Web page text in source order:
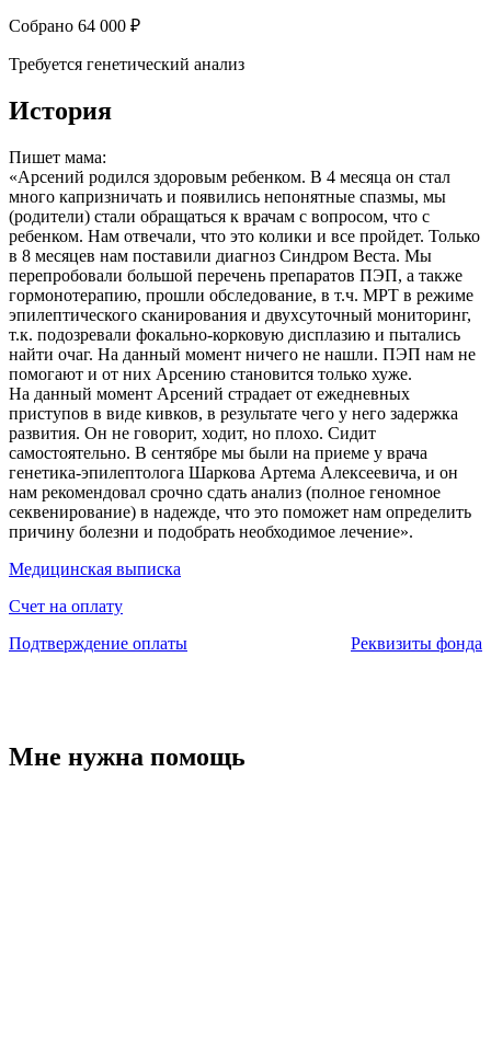
Собрано 64 000 ₽
Требуется генетический анализ
История
Пишет мама:
«Арсений родился здоровым ребенком. В 4 месяца он стал
много капризничать и появились непонятные спазмы, мы
(родители) стали обращаться к врачам с вопросом, что с
ребенком. Нам отвечали, что это колики и все пройдет. Только
в 8 месяцев нам поставили диагноз Синдром Веста. Мы
перепробовали большой перечень препаратов ПЭП, а также
гормонотерапию, прошли обследование, в т.ч. МРТ в режиме
эпилептического сканирования и двухсуточный мониторинг,
т.к. подозревали фокально-корковую дисплазию и пытались
найти очаг. На данный момент ничего не нашли. ПЭП нам не
помогают и от них Арсению становится только хуже.
На данный момент Арсений страдает от ежедневных
приступов в виде кивков, в результате чего у него задержка
развития. Он не говорит, ходит, но плохо. Сидит
самостоятельно. В сентябре мы были на приеме у врача
генетика-эпилептолога Шаркова Артема Алексеевича, и он
нам рекомендовал срочно сдать анализ (полное геномное
секвенирование) в надежде, что это поможет нам определить
причину болезни и подобрать необходимое лечение».
Медицинская выписка
Счет на оплату
Подтверждение оплаты
Реквизиты фонда
Мне нужна помощь